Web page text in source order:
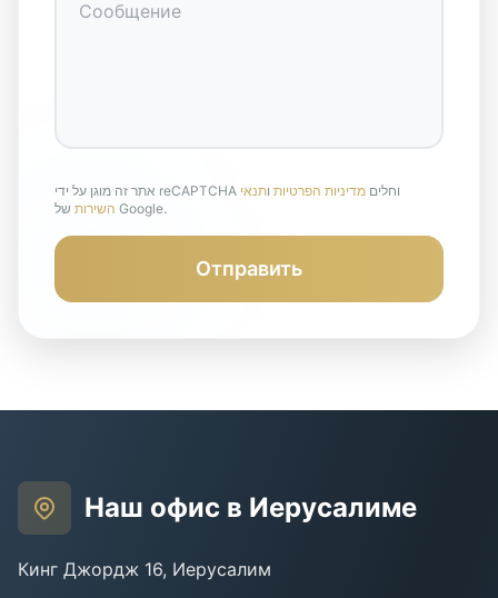
אתר זה מוגן על ידי reCAPTCHA וחלים מדיניות הפרטיות ותנאי
השירות של Google.
Отправить
Наш офис в Иерусалиме
Кинг Джордж 16, Иерусалим